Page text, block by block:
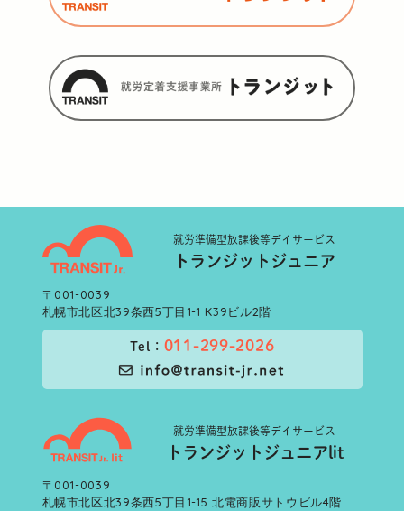
就労準備型放課後等デイサービス
トランジットジュニア
〒001-0039
札幌市北区北39条西5丁目1-1 K39ビル2階
Tel： 011-299-2026
就労準備型放課後等デイサービス
トランジットジュニアlit
〒001-0039
札幌市北区北39条西5丁目1-15 北電商販サトウビル4階